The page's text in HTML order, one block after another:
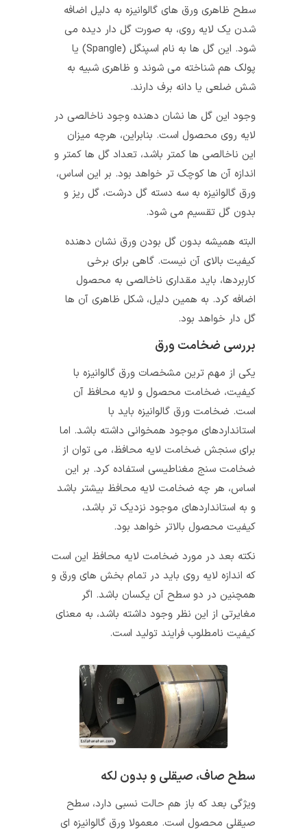
سطح ظاهری ورق های گالوانیزه به دلیل اضافه
شدن یک لایه روی، به صورت گل دار دیده می
شود. این گل ها به نام اسپنگل (Spangle) یا
پولک هم شناخته می شوند و ظاهری شبیه به
شش ضلعی یا دانه برف دارند.
وجود این گل ها نشان دهنده وجود ناخالصی در
لایه روی محصول است. بنابراین، هرچه میزان
این ناخالصی ها کمتر باشد، تعداد گل ها کمتر و
اندازه آن ها کوچک تر خواهد بود. بر این اساس،
ورق گالوانیزه به سه دسته گل درشت، گل ریز و
بدون گل تقسیم می شود.
البته همیشه بدون گل بودن ورق نشان دهنده
کیفیت بالای آن نیست. گاهی برای برخی
کاربردها، باید مقداری ناخالصی به محصول
اضافه کرد. به همین دلیل، شکل ظاهری آن ها
گل دار خواهد بود.
بررسی ضخامت ورق
یکی از مهم ترین مشخصات ورق گالوانیزه با
کیفیت، ضخامت محصول و لایه محافظ آن
است. ضخامت ورق گالوانیزه باید با
استانداردهای موجود همخوانی داشته باشد. اما
برای سنجش ضخامت لایه محافظ، می توان از
ضخامت سنج مغناطیسی استفاده کرد. بر این
اساس، هر چه ضخامت لایه محافظ بیشتر باشد
و به استانداردهای موجود نزدیک تر باشد،
کیفیت محصول بالاتر خواهد بود.
نکته بعد در مورد ضخامت لایه محافظ این است
که اندازه لایه روی باید در تمام بخش های ورق و
همچنین در دو سطح آن یکسان باشد. اگر
مغایرتی از این نظر وجود داشته باشد، به معنای
کیفیت نامطلوب فرایند تولید است.
سطح صاف، صیقلی و بدون لکه
ویژگی بعد که باز هم حالت نسبی دارد، سطح
صیقلی محصول است. معمولا ورق گالوانیزه ای